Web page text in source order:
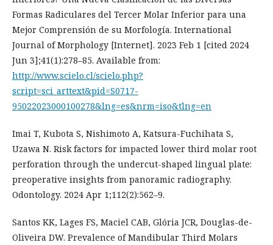
Formas Radiculares del Tercer Molar Inferior para una
Mejor Comprensión de su Morfología. International
Journal of Morphology [Internet]. 2023 Feb 1 [cited 2024
Jun 3];41(1):278–85. Available from:
http://www.scielo.cl/scielo.php?
script=sci_arttext&pid=S0717-
95022023000100278&lng=es&nrm=iso&tlng=en
Imai T, Kubota S, Nishimoto A, Katsura-Fuchihata S,
Uzawa N. Risk factors for impacted lower third molar root
perforation through the undercut-shaped lingual plate:
preoperative insights from panoramic radiography.
Odontology. 2024 Apr 1;112(2):562–9.
Santos KK, Lages FS, Maciel CAB, Glória JCR, Douglas-de-
Oliveira DW. Prevalence of Mandibular Third Molars